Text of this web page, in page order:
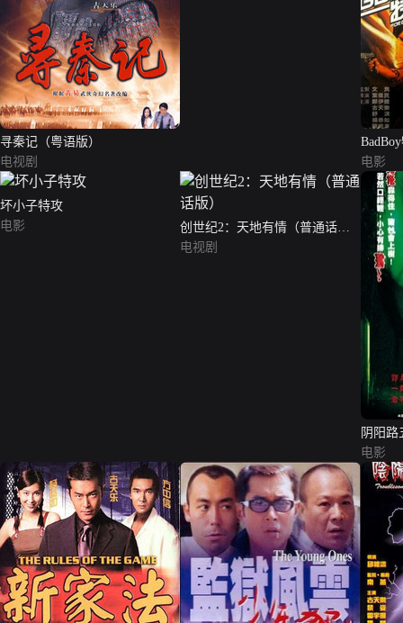
寻秦记（粤语版）
电视剧
电影
坏小子特攻
电影
创世纪2：天地有情（普通话
版）
电视剧
阴阳路
电影